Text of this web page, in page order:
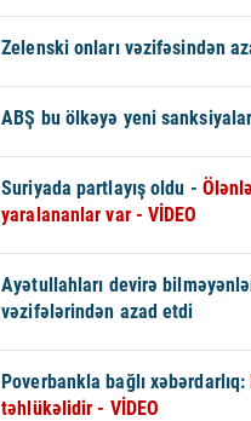
Zelenski onları vəzifəsindən
ABŞ bu ölkəyə yeni
Suriyada partlayış oldu -
yaralananlar var - VİDEO
Ayətullahları devirə
vəzifələrindən azad etdi
Poverbankla bağlı xəbərdarlıq:
təhlükəlidir - VİDEO